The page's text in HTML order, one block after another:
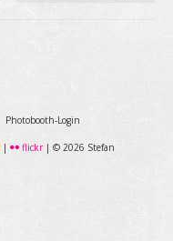
Photobooth-Login
| flickr| © 2026 Stefan